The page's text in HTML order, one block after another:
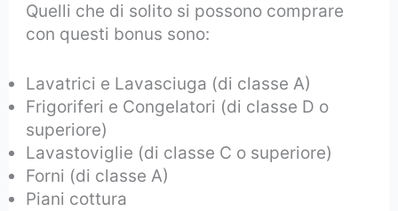
Quelli che di solito si possono comprare
con questi bonus sono:
Lavatrici e Lavasciuga (di classe A)
Frigoriferi e Congelatori (di classe D o
superiore)
Lavastoviglie (di classe C o superiore)
Forni (di classe A)
Piani cottura